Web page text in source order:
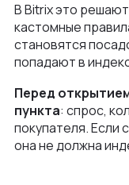
В Bitrix это
кастомные
становятся
попадают в
Перед
пункта: спрос,
покупателя. Если
она не должна